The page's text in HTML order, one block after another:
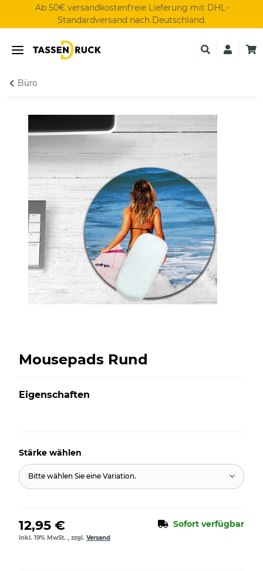
Ab 50€ versandkostenfreie Lieferung mit DHL-
Standardversand nach Deutschland.
Büro
Mousepads Rund
Eigenschaften
Stärke wählen
Bitte wählen Sie eine Variation.
12,95 € Sofort verfügbar
inkl. 19% MwSt. , zzgl. Versand